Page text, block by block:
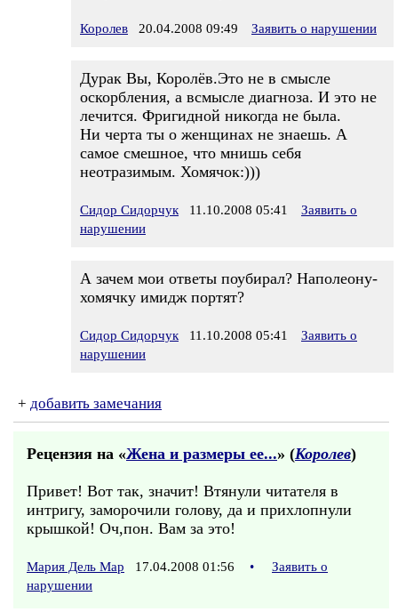
Королев 20.04.2008 09:49 Заявить о нарушении
Дурак Вы, Королёв.Это не в смысле
оскорбления, а всмысле диагноза. И это не
лечится. Фригидной никогда не была.
Ни черта ты о женщинах не знаешь. А
самое смешное, что мнишь себя
неотразимым. Хомячок:)))
Сидор Сидорчук 11.10.2008 05:41
Заявить о
нарушении
А зачем мои ответы поубирал? Наполеону-
хомячку имидж портят?
Сидор Сидорчук 11.10.2008 05:41
Заявить о
нарушении
+ добавить замечания
Рецензия на «Жена и размеры ее...» (Королев)
Привет! Вот так, значит! Втянули читателя в
интригу, заморочили голову, да и прихлопнули
крышкой! Оч,пон. Вам за это!
Мария Дель Мар 17.04.2008 01:56 •
Заявить о
нарушении